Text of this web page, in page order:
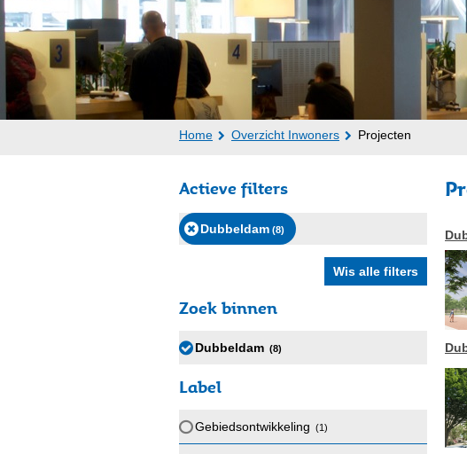
Home Overzicht Inwoners Projecten
Actieve filters
Dubbeldam (8)
Zoek binnen
Dubbeldam (8)
Label
Gebiedsontwikkeling (1)